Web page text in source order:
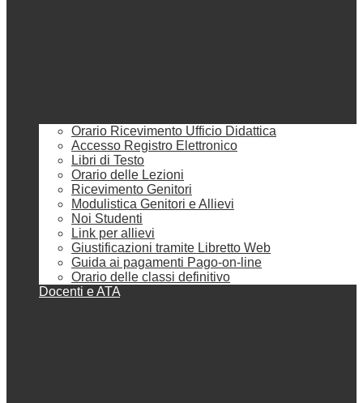
Orario Ricevimento Ufficio Didattica
Accesso Registro Elettronico
Libri di Testo
Orario delle Lezioni
Ricevimento Genitori
Modulistica Genitori e Allievi
Noi Studenti
Link per allievi
Giustificazioni tramite Libretto Web
Guida ai pagamenti Pago-on-line
Orario delle classi definitivo
Docenti e ATA